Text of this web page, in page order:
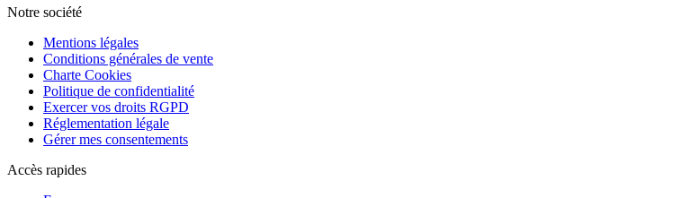
Notre société
Mentions légales
Conditions générales de vente
Charte Cookies
Politique de confidentialité
Exercer vos droits RGPD
Réglementation légale
Gérer mes consentements
Accès rapides